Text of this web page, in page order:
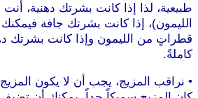
طبيعية، لذا إذا كانت بشرتك دهنية،
قطراتٍ من الليمون وإذا كانت بشرتك
كاملةً.
• نراقب المزيج، يجب أن لا يكون المزيج